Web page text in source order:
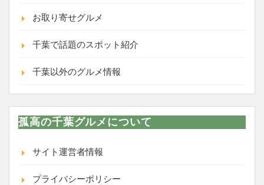
お取り寄せグルメ
千葉で話題のスポット紹介
千葉以外のグルメ情報
孤高の千葉グルメについて
サイト運営者情報
プライバシーポリシー